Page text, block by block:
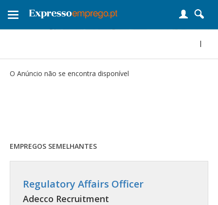
Toggle
|
O Anúncio não se encontra disponível
EMPREGOS SEMELHANTES
Regulatory Affairs Officer
Adecco Recruitment